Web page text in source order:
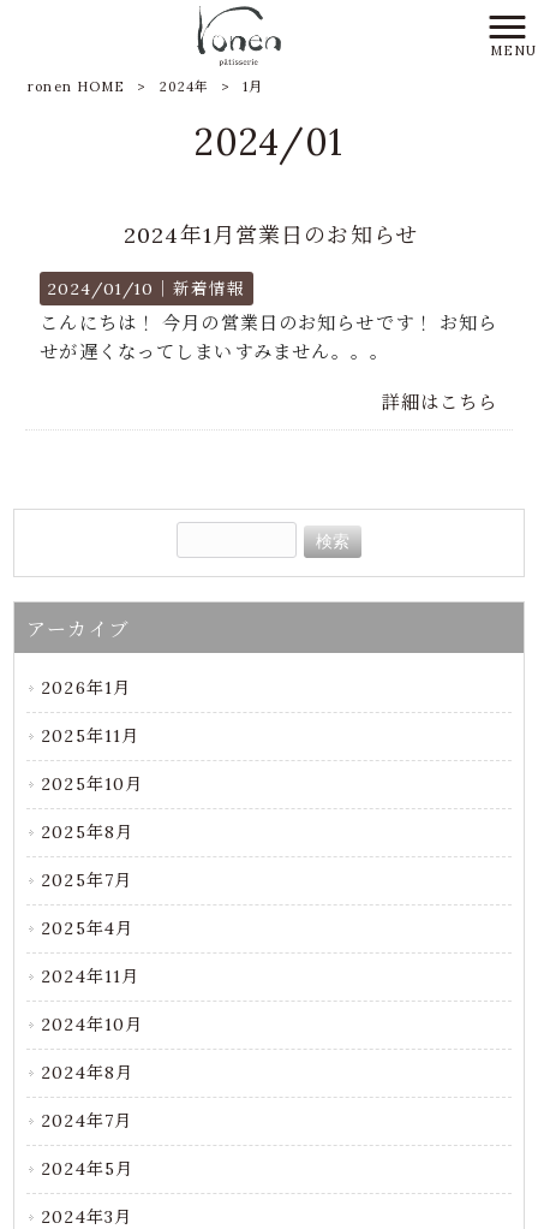
MENU
ronen HOME > 2024年 > 1月
2024/01
2024年1月営業日のお知らせ
2024/01/10｜ 新着情報
こんにちは！ 今月の営業日のお知らせです！ お知ら
せが遅くなってしまいすみません。。。
詳細はこちら
アーカイブ
2026年1月
2025年11月
2025年10月
2025年8月
2025年7月
2025年4月
2024年11月
2024年10月
2024年8月
2024年7月
2024年5月
2024年3月